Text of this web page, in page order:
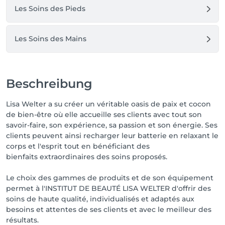
Les Soins des Pieds
Les Soins des Mains
Beschreibung
Lisa Welter a su créer un véritable oasis de paix et cocon
de bien-être où elle accueille ses clients avec tout son
savoir-faire, son expérience, sa passion et son énergie. Ses
clients peuvent ainsi recharger leur batterie en relaxant le
corps et l'esprit tout en bénéficiant des
bienfaits extraordinaires des soins proposés.
Le choix des gammes de produits et de son équipement
permet à l'INSTITUT DE BEAUTÉ LISA WELTER d'offrir des
soins de haute qualité, individualisés et adaptés aux
besoins et attentes de ses clients et avec le meilleur des
résultats.